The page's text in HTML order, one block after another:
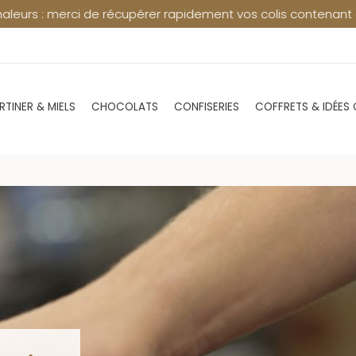
rapidement vos colis contenant du chocolat en point
& MIELS CHOCOLATS CONFISERIES COFFRETS & IDÉES